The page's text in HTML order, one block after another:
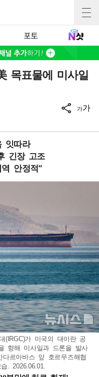
포토
목표물에 미사일
가가
잇따라
긴장 고조
안정적"
(IRGC)가 미국의 대이란 공
향해 미사일과 드론을 발사
르아바스 앞 호르무즈해협
. 2026.06.01.